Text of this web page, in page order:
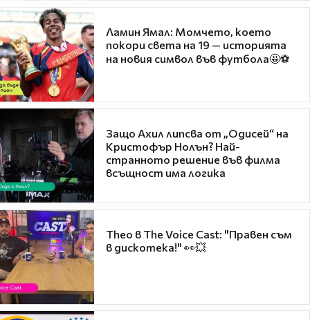
Ламин Ямал: Момчето, което
покори света на 19 — историята
на новия символ във футбола🤩⚽
Защо Ахил липсва от „Одисей“ на
Кристофър Нолън? Най-
странното решение във филма
всъщност има логика
Theo в The Voice Cast: "Правен съм
в дискотека!" 👀💥